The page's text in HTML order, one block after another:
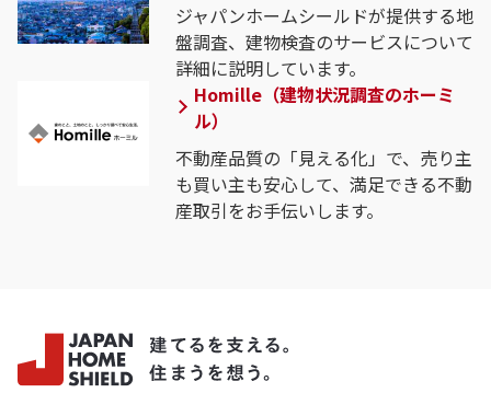
ジャパンホームシールドが提供する地
盤調査、建物検査のサービスについて
詳細に説明しています。
Homille（建物状況調査のホーミ
ル）
不動産品質の「見える化」で、売り主
も買い主も安心して、満足できる不動
産取引をお手伝いします。